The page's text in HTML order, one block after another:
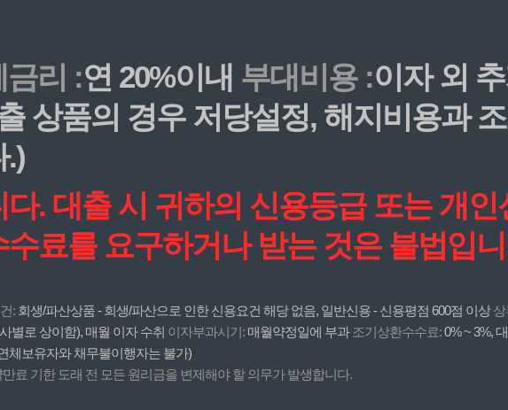
금리 :연 20%이내 부대비용 :이자 외
상품의 경우 저당설정, 해지비용과
.)
. 대출 시 귀하의 신용등급 또는 개인
료를 요구하거나 받는 것은 불법입
: 회생/파산상품 - 회생/파산으로 인한 신용요건 해당 없음, 일반신용 - 신용평점 600점 이상
별로 상이함), 매월 이자 수취 이자부과시기: 매월약정일에 부과 조기상환수수료:0% ~ 3%,
체보유자와 채무불이행자는 불가)
료 기한 도래 전 모든 원리금을 변제해야 할 의무가 발생합니다.